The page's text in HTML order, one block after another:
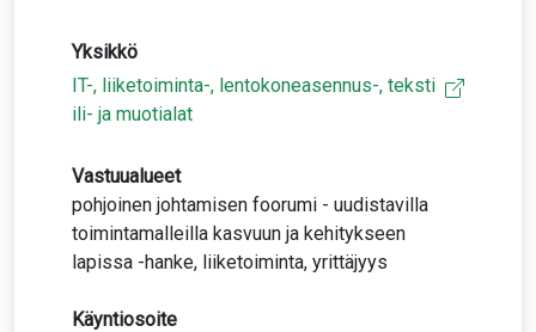
Yksikkö
IT-, liiketoiminta-, lentokoneasennus-, teksti
ili- ja muotialat
Vastuualueet
pohjoinen johtamisen foorumi - uudistavilla
toimintamalleilla kasvuun ja kehitykseen
lapissa -hanke, liiketoiminta, yrittäjyys
Käyntiosoite